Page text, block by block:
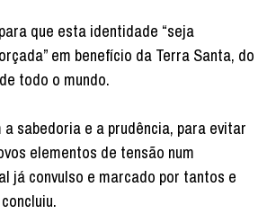
que esta identidade “seja
em benefício da Terra Santa, do
todo o mundo.
a sabedoria e a prudência, para evitar
elementos de tensão num
já convulso e marcado por tantos e